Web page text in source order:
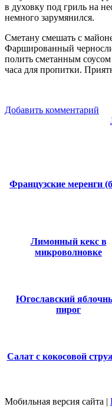
в духовку под гриль на
немного зарумянился.
Сметану смешать с
Фаршированный
полить сметанным
часа для пропитки.
Добавить комментарий
Французские меренги
Лимонный кекс в
микроволновке
Югославский
пирог
Салат с кокосовой
Мобильная версия сайта |